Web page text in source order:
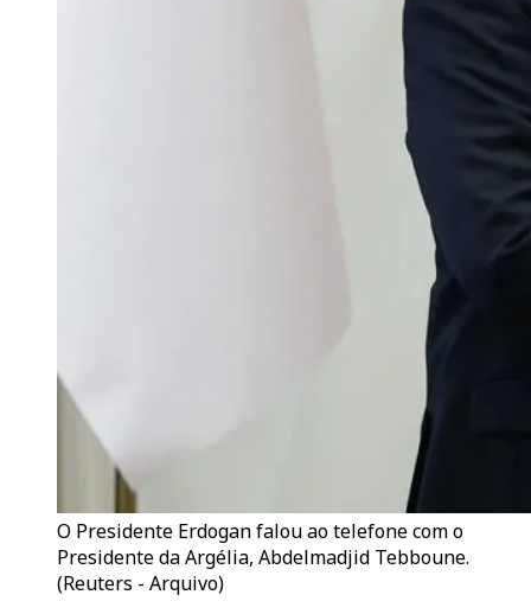
O Presidente Erdogan falou ao telefone com o
Presidente da Argélia, Abdelmadjid Tebboune.
(Reuters - Arquivo)